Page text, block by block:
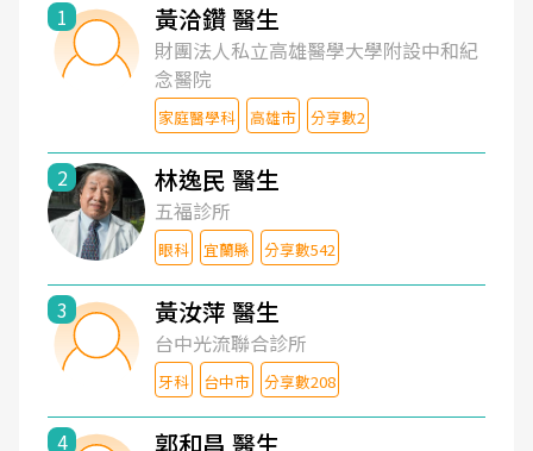
1 黃洽鑽 醫生
財團法人私立高雄醫學大學附設中和紀
念醫院
家庭醫學科 高雄市 分享數2
2 林逸民 醫生
五福診所
眼科 宜蘭縣 分享數542
3 黃汝萍 醫生
台中光流聯合診所
牙科 台中市 分享數208
4 郭和昌 醫生